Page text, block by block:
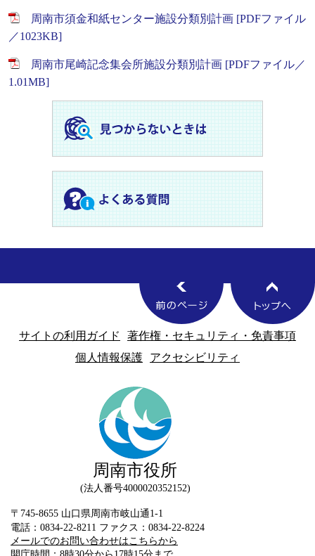
周南市須金和紙センター施設分類別計画 [PDFファイル
／1023KB]
周南市尾崎記念集会所施設分類別計画 [PDFファイル／
1.01MB]
サイトの利用ガイド
著作権・セキュリティ・免責事項
個人情報保護
アクセシビリティ
周南市役所
法人番号4000020352152
〒745-8655 山口県周南市岐山通1-1
電話：0834-22-8211 ファクス：0834-22-8224
メールでのお問い合わせはこちらから
開庁時間：8時30分から17時15分まで